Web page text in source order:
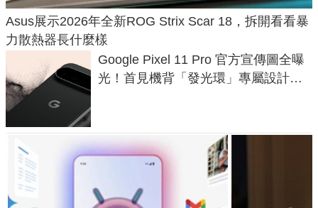
Asus展示2026年全新ROG Strix Scar 18，拆開看看暴
力散熱器長什麼樣
Google Pixel 11 Pro 官方宣傳圖全曝
光！首見機背「發光環」專屬設計、